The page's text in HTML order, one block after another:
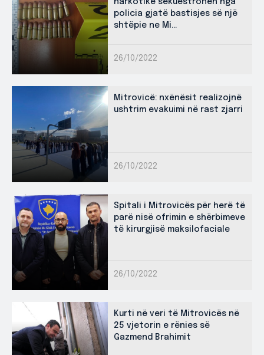
narkotike sekuestrohen nga
policia gjatë bastisjes së një
shtëpie ne Mi...
26/10/2022
Mitrovicë: nxënësit realizojnë
ushtrim evakuimi në rast zjarri
26/10/2022
Spitali i Mitrovicës për herë të
parë nisë ofrimin e shërbimeve
të kirurgjisë maksilofaciale
26/10/2022
Kurti në veri të Mitrovicës në
25 vjetorin e rënies së
Gazmend Brahimit